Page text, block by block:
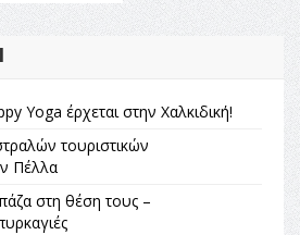
Yoga έρχεται στην Χαλκιδική!
τουριστικών
Πέλλα
στη θέση τους –